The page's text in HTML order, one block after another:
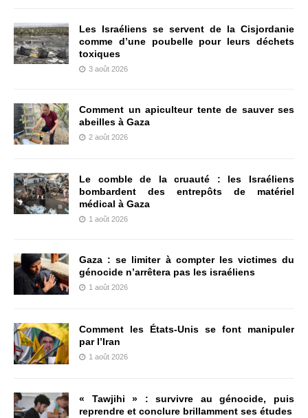
Les Israéliens se servent de la Cisjordanie
comme d’une poubelle pour leurs déchets
toxiques
3 août 2026
Comment un apiculteur tente de sauver ses
abeilles à Gaza
2 août 2026
Le comble de la cruauté : les Israéliens
bombardent des entrepôts de matériel
médical à Gaza
1 août 2026
Gaza : se limiter à compter les victimes du
génocide n’arrêtera pas les israéliens
1 août 2026
Comment les États-Unis se font manipuler
par l’Iran
1 août 2026
« Tawjihi » : survivre au génocide, puis
reprendre et conclure brillamment ses études